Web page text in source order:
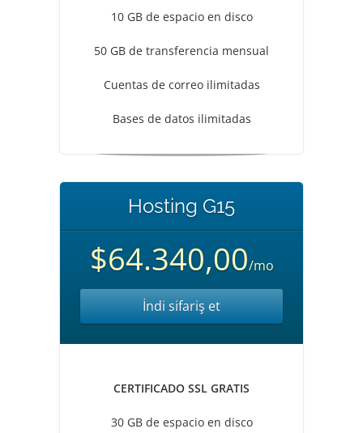
10 GB de espacio en disco
50 GB de transferencia mensual
Cuentas de correo ilimitadas
Bases de datos ilimitadas
Hosting G15
$64.340,00/mo
İndi sifariş et
CERTIFICADO SSL GRATIS
30 GB de espacio en disco